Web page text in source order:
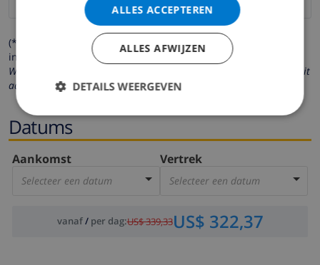
(* de velden met een sterretje moeten verplicht worden
ingevuld )
Wij respecteren uw privacy. Uw persoonlijke gegevens worden nooit
aan derden verstrekt.
Datums
Aankomst
Selecteer een datum
Vertrek
Selecteer een datum
vanaf/ per dag:US$ 339,33US$ 322,37
ALLES ACCEPTEREN
ALLES AFWIJZEN
DETAILS WEERGEVEN